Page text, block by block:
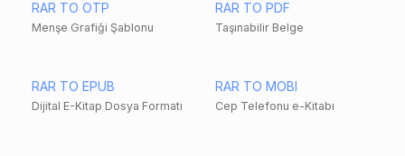
RAR TO OTP
Menşe Grafiği Şablonu
RAR TO PDF
Taşınabilir Belge
RAR TO EPUB
Dijital E-Kitap Dosya Formatı
RAR TO MOBI
Cep Telefonu e-Kitabı